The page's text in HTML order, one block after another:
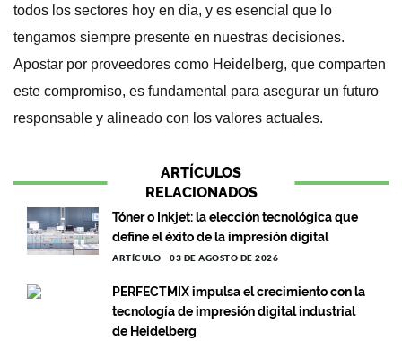
todos los sectores hoy en día, y es esencial que lo
tengamos siempre presente en nuestras decisiones.
Apostar por proveedores como Heidelberg, que comparten
este compromiso, es fundamental para asegurar un futuro
responsable y alineado con los valores actuales.
ARTÍCULOS
RELACIONADOS
Tóner o Inkjet: la elección tecnológica que
define el éxito de la impresión digital
ARTÍCULO 03 DE AGOSTO DE 2026
PERFECTMIX impulsa el crecimiento con la
tecnología de impresión digital industrial
de Heidelberg